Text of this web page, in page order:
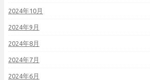
2024年10月
2024年9月
2024年8月
2024年7月
2024年6月